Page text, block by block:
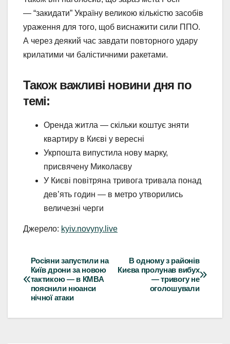
— “закидати” Україну великою кількістю засобів
ураження для того, щоб виснажити сили ППО.
А через деякий час завдати повторного удару
крилатими чи балістичними ракетами.
Також важливі новини дня по
темі:
Оренда житла — скільки коштує зняти
квартиру в Києві у вересні
Укрпошта випустила нову марку,
присвячену Миколаєву
У Києві повітряна тривога тривала понад
дев’ять годин — в метро утворились
величезні черги
Джерело: kyiv.novyny.live
Навігація
записів
В одному з районів
Києва пролунав вибух
— тривогу не
оголошували
Росіяни запустили на
Київ дрони за новою
тактикою — в КМВА
пояснили нюанси
нічної атаки